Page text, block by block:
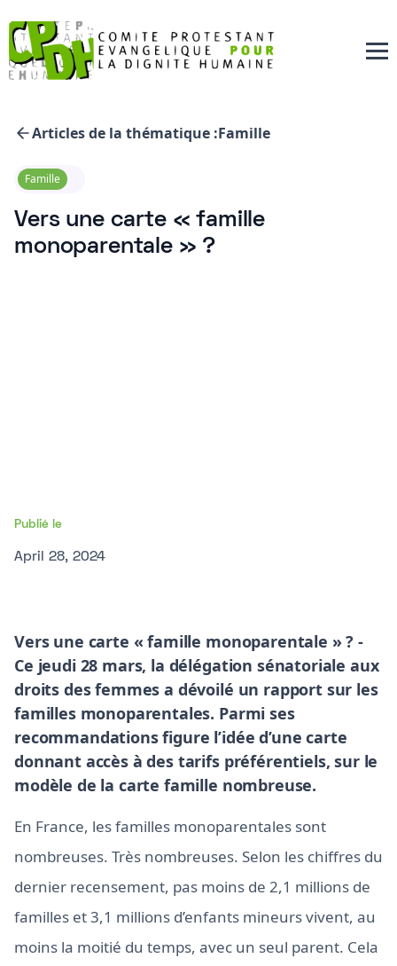
Articles de la thématique :Famille
Famille
Vers une carte « famille
monoparentale » ?
Publié le
April 28, 2024
Vers une carte « famille monoparentale » ? -
Ce jeudi 28 mars, la délégation sénatoriale aux
droits des femmes a dévoilé un rapport sur les
familles monoparentales. Parmi ses
recommandations figure l’idée d’une carte
donnant accès à des tarifs préférentiels, sur le
modèle de la carte famille nombreuse.
En France, les familles monoparentales sont
nombreuses. Très nombreuses. Selon les chiffres du
dernier recensement, pas moins de 2,1 millions de
familles et 3,1 millions d’enfants mineurs vivent, au
moins la moitié du temps, avec un seul parent. Cela